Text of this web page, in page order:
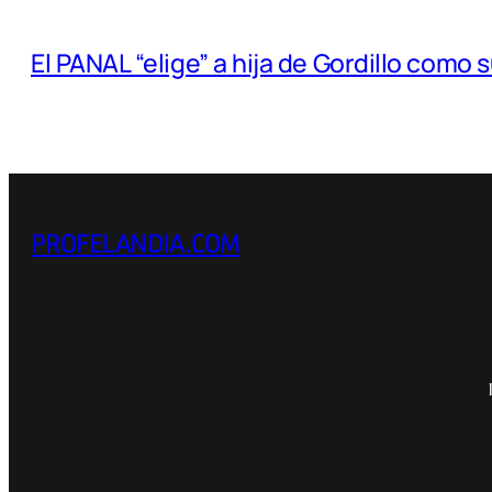
El PANAL “elige” a hija de Gordillo
PROFELANDIA.COM